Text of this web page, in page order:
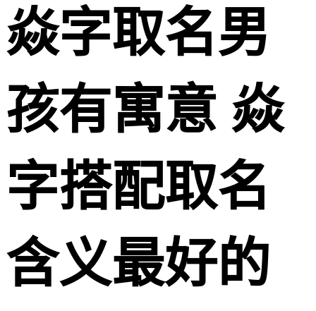
焱字取名男
孩有寓意 焱
字搭配取名
含义最好的